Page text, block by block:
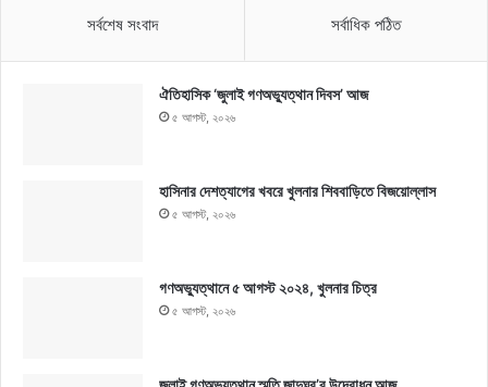
সর্বশেষ সংবাদ সর্বাধিক পঠিত
ঐতিহাসিক ‘জুলাই গণঅভ্যুত্থান দিবস’ আজ
৫ আগস্ট, ২০২৬
হাসিনার দেশত্যাগের খবরে খুলনার শিববাড়িতে বিজয়োল্লাস
৫ আগস্ট, ২০২৬
গণঅভ্যুত্থানে ৫ আগস্ট ২০২৪, খুলনার চিত্র
৫ আগস্ট, ২০২৬